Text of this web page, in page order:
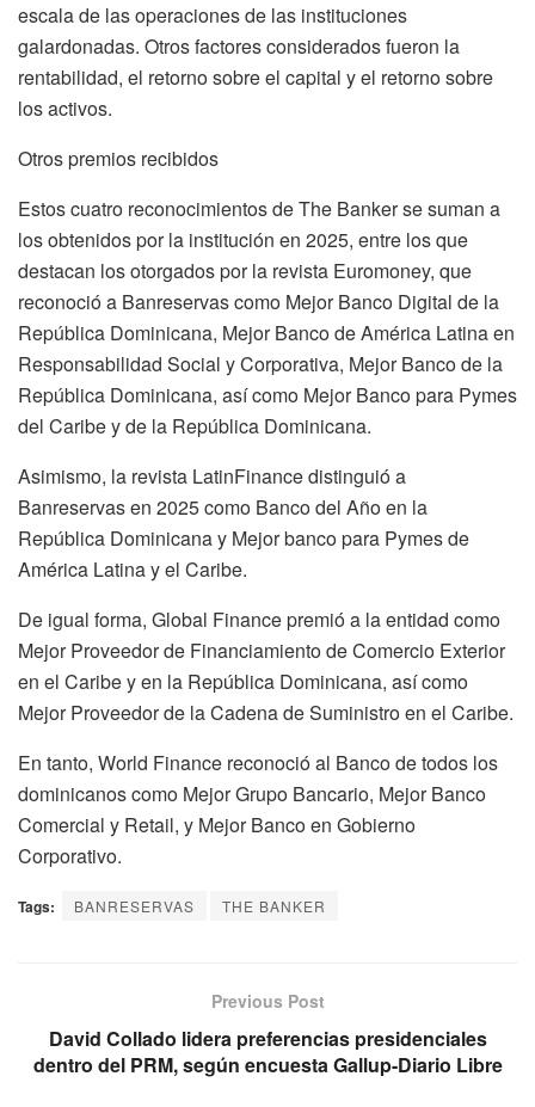
escala de las operaciones de las instituciones
galardonadas. Otros factores considerados fueron la
rentabilidad, el retorno sobre el capital y el retorno sobre
los activos.
Otros premios recibidos
Estos cuatro reconocimientos de The Banker se suman a
los obtenidos por la institución en 2025, entre los que
destacan los otorgados por la revista Euromoney, que
reconoció a Banreservas como Mejor Banco Digital de la
República Dominicana, Mejor Banco de América Latina en
Responsabilidad Social y Corporativa, Mejor Banco de la
República Dominicana, así como Mejor Banco para Pymes
del Caribe y de la República Dominicana.
Asimismo, la revista LatinFinance distinguió a
Banreservas en 2025 como Banco del Año en la
República Dominicana y Mejor banco para Pymes de
América Latina y el Caribe.
De igual forma, Global Finance premió a la entidad como
Mejor Proveedor de Financiamiento de Comercio Exterior
en el Caribe y en la República Dominicana, así como
Mejor Proveedor de la Cadena de Suministro en el Caribe.
En tanto, World Finance reconoció al Banco de todos los
dominicanos como Mejor Grupo Bancario, Mejor Banco
Comercial y Retail, y Mejor Banco en Gobierno
Corporativo.
Tags: BANRESERVAS THE BANKER
Previous Post
David Collado lidera preferencias presidenciales
dentro del PRM, según encuesta Gallup-Diario Libre